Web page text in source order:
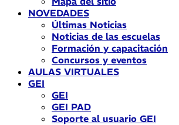
NOVEDADES
Últimas Noticias
Noticias de las escuelas
Formación y capacitación
Concursos y eventos
AULAS VIRTUALES
GEI
GEI
GEI PAD
Soporte al usuario GEI